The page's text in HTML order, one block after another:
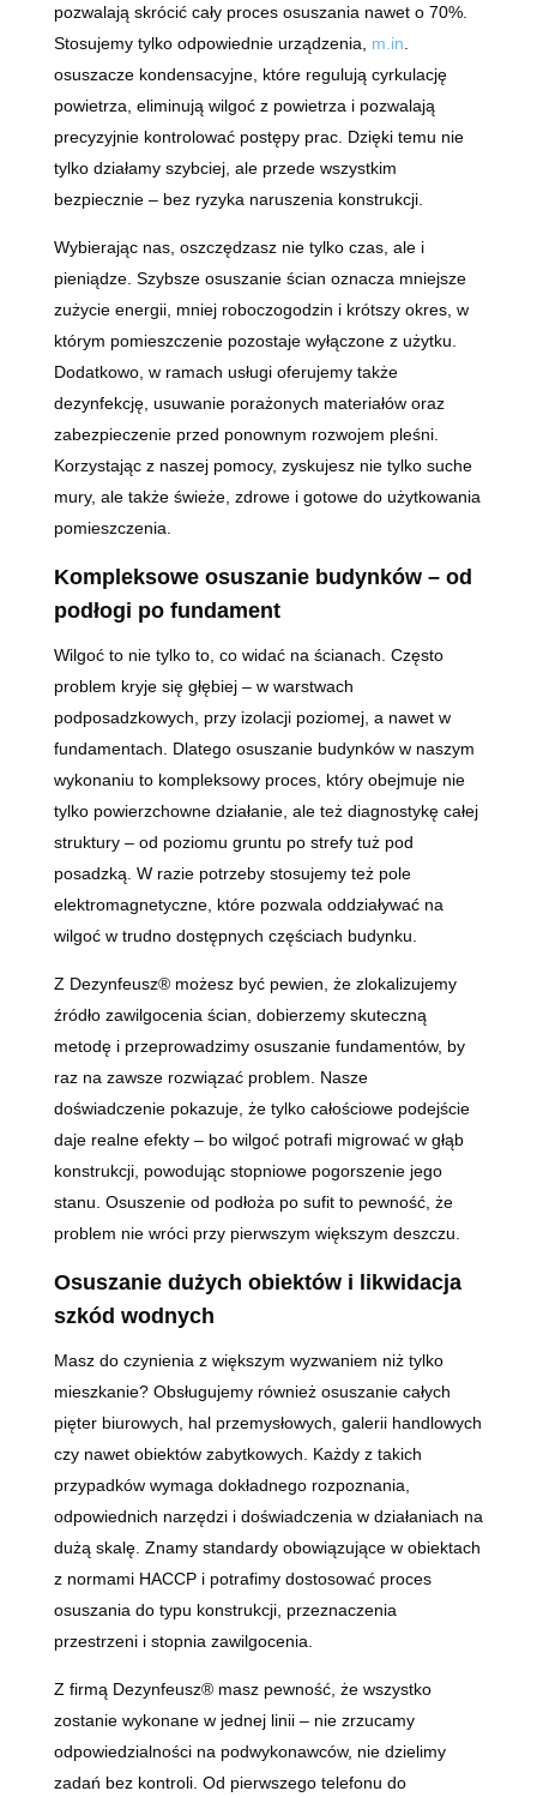
pozwalają skrócić cały proces osuszania nawet o 70%.
Stosujemy tylko odpowiednie urządzenia,
m.in
osuszacze kondensacyjne, które regulują cyrkulację
powietrza, eliminują wilgoć z powietrza i pozwalają
precyzyjnie kontrolować postępy prac. Dzięki temu nie
tylko działamy szybciej, ale przede wszystkim
bezpiecznie – bez ryzyka naruszenia konstrukcji.
Wybierając nas, oszczędzasz nie tylko czas, ale i
pieniądze. Szybsze osuszanie ścian oznacza mniejsze
zużycie energii, mniej roboczogodzin i krótszy okres, w
którym pomieszczenie pozostaje wyłączone z użytku.
Dodatkowo, w ramach usługi oferujemy także
dezynfekcję, usuwanie porażonych materiałów oraz
zabezpieczenie przed ponownym rozwojem pleśni.
Korzystając z naszej pomocy, zyskujesz nie tylko suche
mury, ale także świeże, zdrowe i gotowe do użytkowania
pomieszczenia.
Kompleksowe osuszanie budynków – od
podłogi po fundament
Wilgoć to nie tylko to, co widać na ścianach. Często
problem kryje się głębiej – w warstwach
podposadzkowych, przy izolacji poziomej, a nawet w
fundamentach. Dlatego osuszanie budynków w naszym
wykonaniu to kompleksowy proces, który obejmuje nie
tylko powierzchowne działanie, ale też diagnostykę całej
struktury – od poziomu gruntu po strefy tuż pod
posadzką. W razie potrzeby stosujemy też pole
elektromagnetyczne, które pozwala oddziaływać na
wilgoć w trudno dostępnych częściach budynku.
Z Dezynfeusz® możesz być pewien, że zlokalizujemy
źródło zawilgocenia ścian, dobierzemy skuteczną
metodę i przeprowadzimy osuszanie fundamentów, by
raz na zawsze rozwiązać problem. Nasze
doświadczenie pokazuje, że tylko całościowe podejście
daje realne efekty – bo wilgoć potrafi migrować w głąb
konstrukcji, powodując stopniowe pogorszenie jego
stanu. Osuszenie od podłoża po sufit to pewność, że
problem nie wróci przy pierwszym większym deszczu.
Osuszanie dużych obiektów i likwidacja
szkód wodnych
Masz do czynienia z większym wyzwaniem niż tylko
mieszkanie? Obsługujemy również osuszanie całych
pięter biurowych, hal przemysłowych, galerii handlowych
czy nawet obiektów zabytkowych. Każdy z takich
przypadków wymaga dokładnego rozpoznania,
odpowiednich narzędzi i doświadczenia w działaniach na
dużą skalę. Znamy standardy obowiązujące w obiektach
z normami HACCP i potrafimy dostosować proces
osuszania do typu konstrukcji, przeznaczenia
przestrzeni i stopnia zawilgocenia.
Z firmą Dezynfeusz® masz pewność, że wszystko
zostanie wykonane w jednej linii – nie zrzucamy
odpowiedzialności na podwykonawców, nie dzielimy
zadań bez kontroli. Od pierwszego telefonu do